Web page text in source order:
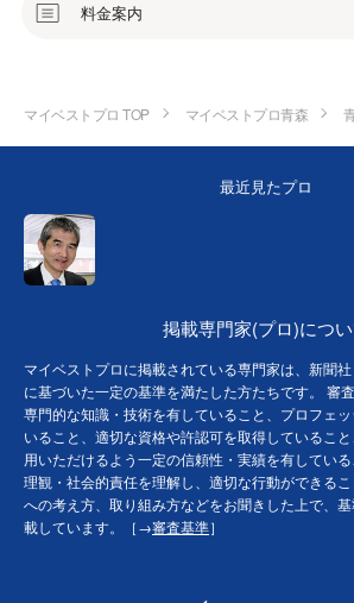
料金案内
マイベストプロ TOP マイベストプロ青森
最近見たプロ
掲載専門家(プロ)につ
マイベストプロに掲載されている専門家は、新聞
に基づいた一定の基準を満たした方たちです。 審
専門的な知識・技術を有していること、プロフェ
いること、適切な資格や許認可を取得しているこ
用いただけるよう一定の信頼性・実績を有してい
理観・社会的責任を理解し、適切な行動ができる
への考え方、取り組み方などをお聞きした上で、
載しています。［→審査基準］